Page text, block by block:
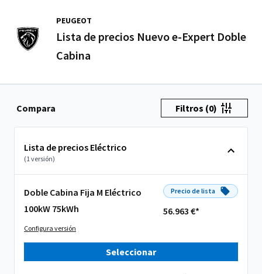
PEUGEOT
Lista de precios Nuevo e-Expert Doble
Cabina
Compara Filtros (0)
Lista de precios Eléctrico
(1 versión)
Doble Cabina Fija M Eléctrico
100kW 75kWh
Configura versión
Precio de lista
56.963 €*
Seleccionar